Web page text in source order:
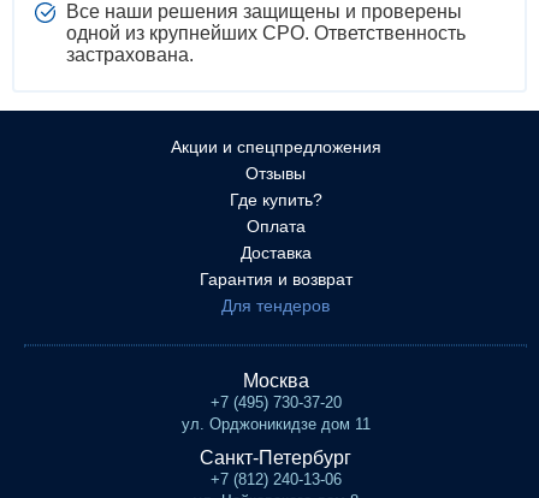
Все наши решения защищены и проверены
одной из крупнейших СРО. Ответственность
застрахована.
Акции и спецпредложения
Отзывы
Где купить?
Оплата
Доставка
Гарантия и возврат
Для тендеров
Москва
+7 (495) 730-37-20
ул. Орджоникидзе дом 11
Санкт-Петербург
+7 (812) 240-13-06